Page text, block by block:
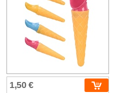
1,50 €